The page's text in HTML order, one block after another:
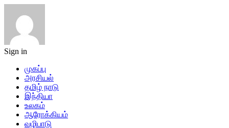
Sign in
முகப்பு
அரசியல்
தமிழ் நாடு
இந்தியா
உலகம்
ஆரோக்கியம்
வழிபாடு